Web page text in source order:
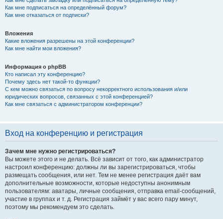
Как мне подписаться на определённый форум?
Как мне отказаться от подписки?
Вложения
Какие вложения разрешены на этой конференции?
Как мне найти мои вложения?
Информация о phpBB
Кто написал эту конференцию?
Почему здесь нет такой-то функции?
С кем можно связаться по вопросу некорректного использования и/или
юридических вопросов, связанных с этой конференцией?
Как мне связаться с администратором конференции?
Вход на конференцию и регистрация
Зачем мне нужно регистрироваться?
Вы можете этого и не делать. Всё зависит от того, как администратор
настроил конференцию: должны ли вы зарегистрироваться, чтобы
размещать сообщения, или нет. Тем не менее регистрация даёт вам
дополнительные возможности, которые недоступны анонимным
пользователям: аватары, личные сообщения, отправка email-сообщений,
участие в группах и т. д. Регистрация займёт у вас всего пару минут,
поэтому мы рекомендуем это сделать.